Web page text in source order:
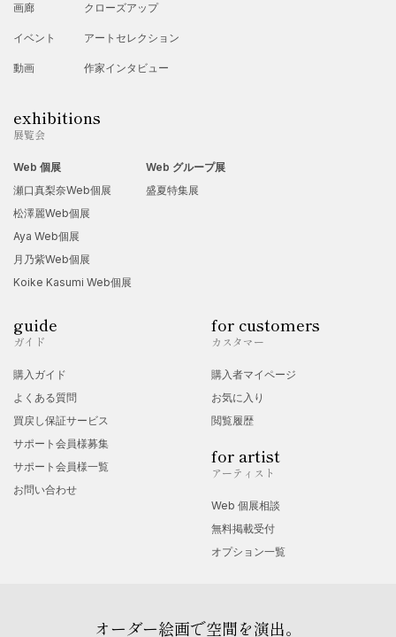
画廊
イベント
動画
クローズアップ
アートセレクション
作家インタビュー
exhibitions
展覧会
Web 個展
瀬口真梨奈Web個展
松澤麗Web個展
Aya Web個展
月乃紫Web個展
Koike Kasumi Web個展
Web グループ展
盛夏特集展
guide
ガイド
購入ガイド
よくある質問
買戻し保証サービス
サポート会員様募集
サポート会員様一覧
お問い合わせ
for customers
カスタマー
購入者マイページ
お気に入り
閲覧履歴
for artist
アーティスト
Web 個展相談
無料掲載受付
オプション一覧
オーダー絵画で空間を演出。